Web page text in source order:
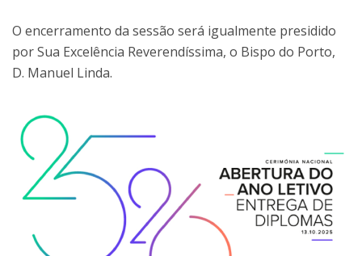
O encerramento da sessão será igualmente presidido
por Sua Excelência Reverendíssima, o Bispo do Porto,
D. Manuel Linda.